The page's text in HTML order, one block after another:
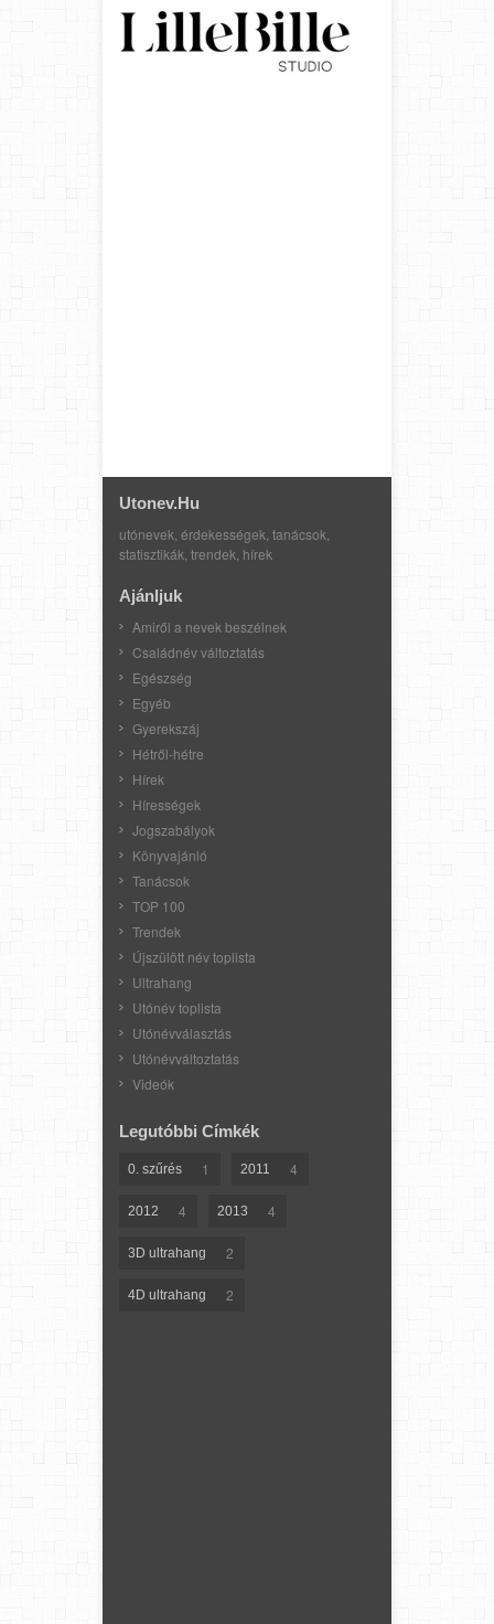
Utonev.hu
utónevek, érdekességek, tanácsok,
statisztikák, trendek, hírek
Ajánljuk
Amiről a nevek beszélnek
Családnév változtatás
Egészség
Egyéb
Gyerekszáj
Hétről-hétre
Hírek
Hírességek
Jogszabályok
Könyvajánló
Tanácsok
TOP 100
Trendek
Újszülött név toplista
Ultrahang
Utónév toplista
Utónévválasztás
Utónévváltoztatás
Videók
Legutóbbi Címkék
0. szűrés 1 2011 4
2012 4 2013 4
3D ultrahang 2
4D ultrahang 2